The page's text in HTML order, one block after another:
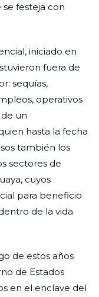
festeja con
iniciado en
fuera de
sequías,
operativos
un
hasta la fecha
también los
sectores de
cuyos
para beneficio
de la vida
de estos años
de Estados
en el enclave del